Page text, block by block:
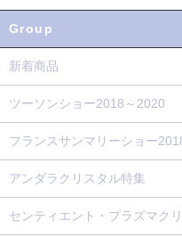
Group
新着商品
ツーソンショー2018～2020
フランスサンマリーショー
アンダラクリスタル特集
センティエント・プラズマク